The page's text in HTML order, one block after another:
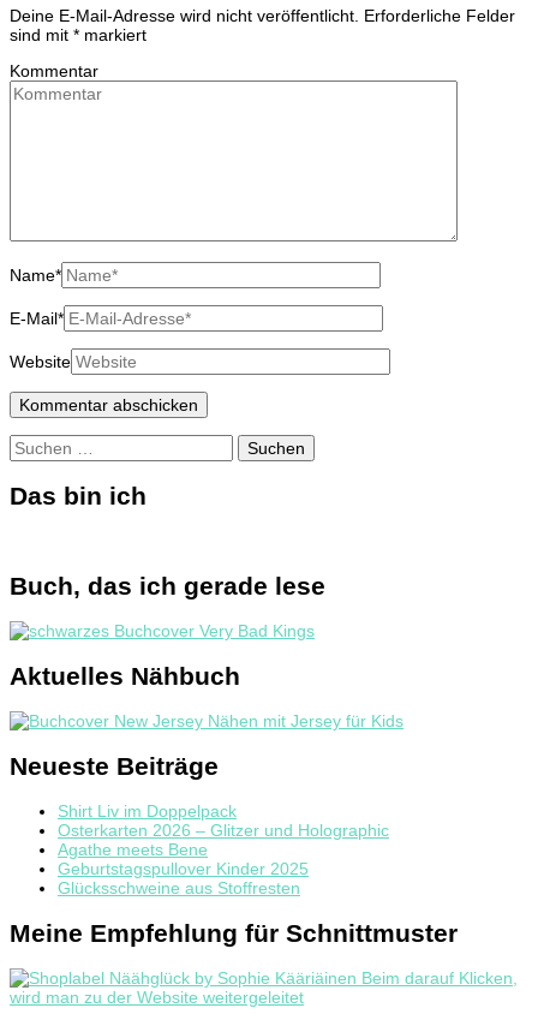
Deine E-Mail-Adresse wird nicht veröffentlicht. Erforderliche Felder
sind mit * markiert
Kommentar
Name*
E-Mail*
Website
Suchen
nach:
Das bin ich
Buch, das ich gerade lese
Aktuelles Nähbuch
Neueste Beiträge
Shirt Liv im Doppelpack
Osterkarten 2026 – Glitzer und Holographic
Agathe meets Bene
Geburtstagspullover Kinder 2025
Glücksschweine aus Stoffresten
Meine Empfehlung für Schnittmuster